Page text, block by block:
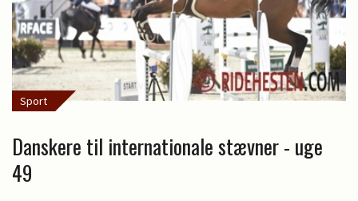
Sport
Danskere til internationale stævner - uge
49